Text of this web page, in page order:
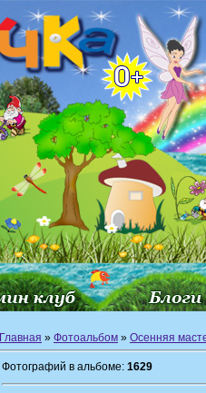
Главная » Фотоальбом » Осенняя
Фотографий в альбоме: 1629